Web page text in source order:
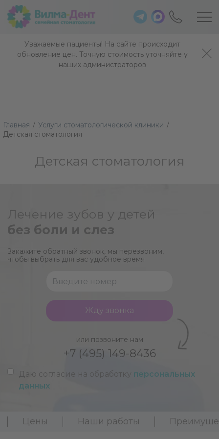
Уважаемые пациенты! На сайте происходит
обновление цен. Точную стоимость уточняйте у
наших администраторов
Главная / Услуги стоматологической клиники /
Детская стоматология
Детская стоматология
Лечение зубов у детей
без боли и слез
Закажите обратный звонок, мы перезвоним,
чтобы выбрать для вас удобное время
Жду звонка
или позвоните нам
+7 (495) 149-8436
Даю согласие на обработку персональных
данных
Цены Наши работы